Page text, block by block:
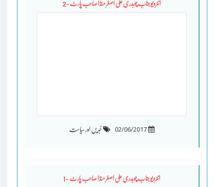
انٹرویو جناب چوہدری علی اصغر منڈا صاحب پارٹ -2
02/06/2017 خبریں اور سیاست
انٹرویو جناب چوہدری علی اصغر منڈا صاحب پارٹ -1